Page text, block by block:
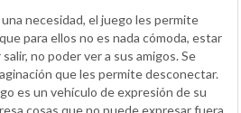
necesidad, el juego les permite
para ellos no es nada cómoda, estar
no poder ver a sus amigos. Se
que les permite desconectar.
es un vehículo de expresión de su
cosas que no puede expresar fuera